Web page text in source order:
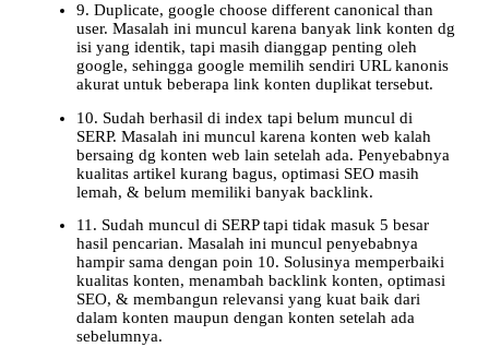
9. Duplicate, google choose different canonical than
user. Masalah ini muncul karena banyak link konten dg
isi yang identik, tapi masih dianggap penting oleh
google, sehingga google memilih sendiri URL kanonis
akurat untuk beberapa link konten duplikat tersebut.
10. Sudah berhasil di index tapi belum muncul di
SERP. Masalah ini muncul karena konten web kalah
bersaing dg konten web lain setelah ada. Penyebabnya
kualitas artikel kurang bagus, optimasi SEO masih
lemah, & belum memiliki banyak backlink.
11. Sudah muncul di SERP tapi tidak masuk 5 besar
hasil pencarian. Masalah ini muncul penyebabnya
hampir sama dengan poin 10. Solusinya memperbaiki
kualitas konten, menambah backlink konten, optimasi
SEO, & membangun relevansi yang kuat baik dari
dalam konten maupun dengan konten setelah ada
sebelumnya.